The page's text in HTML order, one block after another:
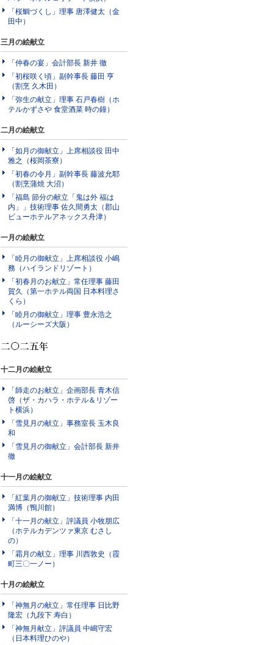
「桜鯛づくし」理事 唐澤健太（金
田中）
三月の絵献立
「仲春の宴」会計部長 新井 徹
「初桜咲く頃」副幹事長 藤田 亨
（割烹 久木田）
「弥生の献立」理事 石戸春樹（ホ
テルかずさや 食堂酒菜 時の鐘）
二月の絵献立
「如月の御献立」上席相談役 田中
雅之（桜岡茶寮）
「初春の令月」副幹事長 藤波允耶
（割烹蒲焼 大沼）
「福島 節分の献立「鬼は外 福は
内」」技術理事 佐久間勇太（郡山
ビューホテルアネックス舟津）
一月の絵献立
「睦月の御献立」上席相談役 小嶋
務（ハイランドリゾート）
「初春月のお献立」常任理事 藤田
賀久（第一ホテル両国 日本料理さ
くら）
「睦月の御献立」理事 豊永浩之
（ルーシーズ大阪）
十二月の絵献立
「師走のお献立」企画部長 青木信
啓（ザ・カハラ・ホテル＆リゾー
ト横浜）
「雪見月の献立」事務室長 玉木良
和
「雪見月の御献立」会計部長 新井
徹
十一月の絵献立
「紅葉月の御献立」技術理事 内田
満博（鴨川館）
「十一月の献立」評議員 小牧朋広
（ホテルカデンツァ東京 むさし
の）
「霜月の献立」理事 川西敦史（霞
町三〇一ノー）
十月の絵献立
「神無月の献立」常任理事 日比野
隆宏（九段下 寿白）
「神無月献立」評議員 中嶋守宏
（日本料理ひのや）